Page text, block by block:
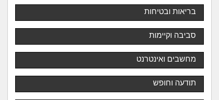
בריאות ובטיחות
סביבה וקיימות
מחשבים ואינטרנט
תודעה וחופש